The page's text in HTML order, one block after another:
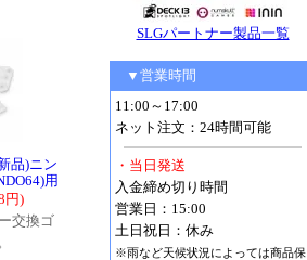
品)ニン
用
円)
交換ゴ
SLGパートナー製品一覧
▼営業時間
11:00～17:00
ネット注文：24時間可能
・当日発送
入金締め切り時間
営業日：15:00
土日祝日：休み
※雨など天候状況によっては商品保